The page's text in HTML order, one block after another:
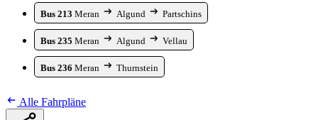
Bus 213 Meran Algund Partschins
Bus 235 Meran Algund Vellau
Bus 236 Meran Thurnstein
Alle Fahrpläne